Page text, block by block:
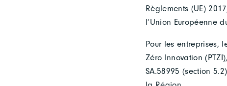
Règlements (UE)
l’Union Européenne
Pour les entreprises,
Zéro Innovation
SA.58995 (section